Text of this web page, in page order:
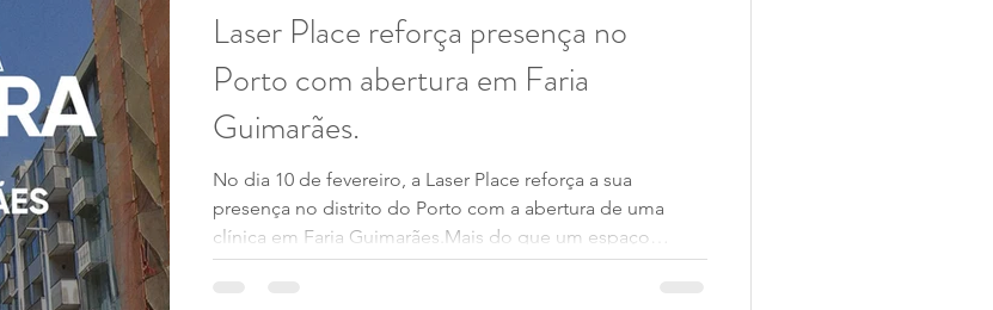
Laser Place reforça presença no
Porto com abertura em Faria
Guimarães.
No dia 10 de fevereiro, a Laser Place reforça a sua
presença no distrito do Porto com a abertura de uma
clínica em Faria Guimarães.Mais do que um espaço
moderno e seguro, esta nova clínica é pensada para